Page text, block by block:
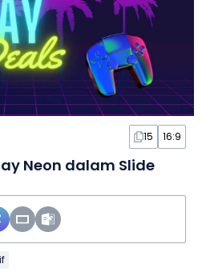
15 16:9
Neon dalam Slide